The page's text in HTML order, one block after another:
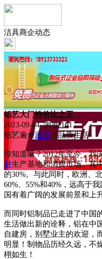
洁具商企动态
铝艺大门性价比之王
2023-09-04 浏览:161
铝艺遍全家装点品质生活
你知道嘛？2012年至今，我
材生产基地和消费市场。其
的30%。与此同时，欧洲、
60%、55%和40%，远高于我
国有着广阔的发展前景和上
而同时铝制品已走进了中国
生活做出新的诠释，铝在中
自建房，别墅业主的欢迎，
明显！制物品历经久远，不
栩如生！